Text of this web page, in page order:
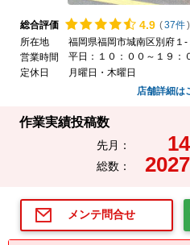
総合評価 4.9 (37件)
所在地
福岡県福岡市城南区別府１-
営業時間
平日：１０：００～１９：
定休日
月曜日・木曜日
店舗詳細は
作業実績投稿数
先月： 14
総数：
2027
メンテ問合せ